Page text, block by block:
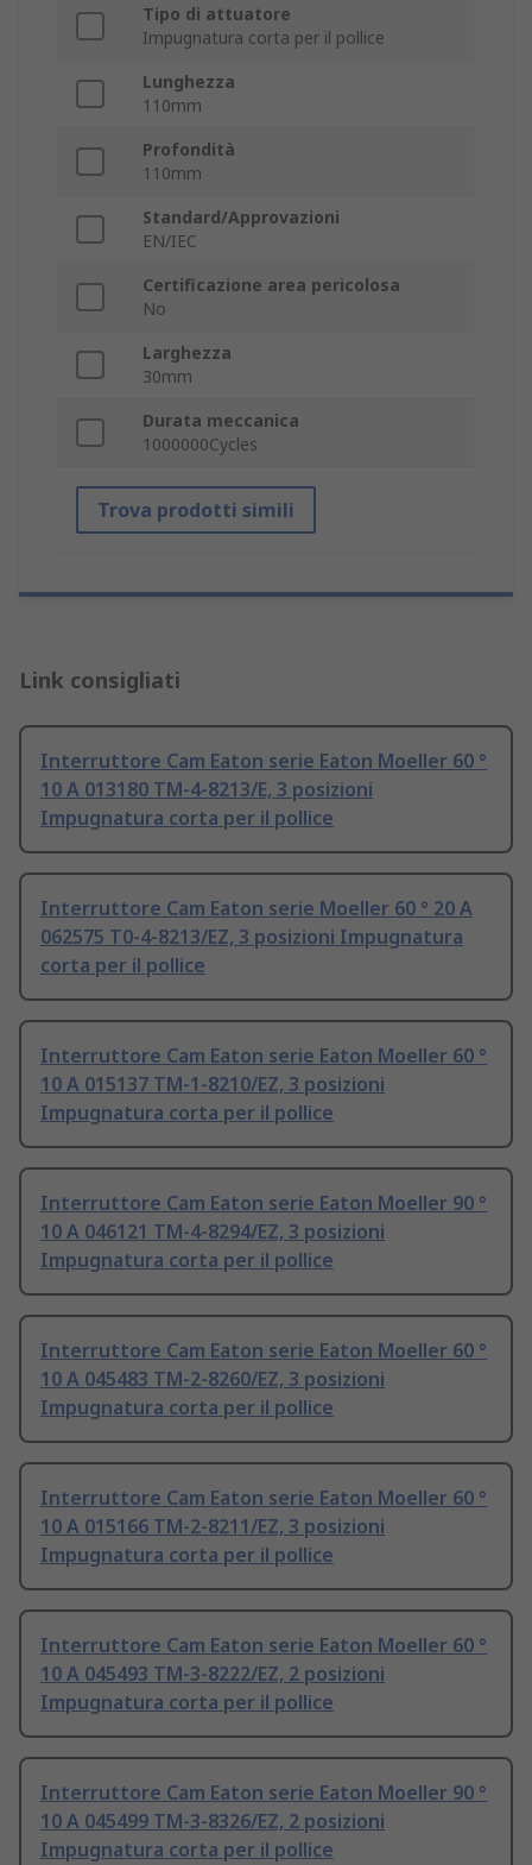
Tipo di attuatore
Impugnatura corta per il pollice
Lunghezza
110mm
Profondità
110mm
Standard/Approvazioni
EN/IEC
Certificazione area pericolosa
No
Larghezza
30mm
Durata meccanica
1000000Cycles
Trova prodotti simili
Link consigliati
Interruttore Cam Eaton serie Eaton Moeller 60 °
10 A 013180 TM-4-8213/E, 3 posizioni
Impugnatura corta per il pollice
Interruttore Cam Eaton serie Moeller 60 ° 20 A
062575 T0-4-8213/EZ, 3 posizioni Impugnatura
corta per il pollice
Interruttore Cam Eaton serie Eaton Moeller 60 °
10 A 015137 TM-1-8210/EZ, 3 posizioni
Impugnatura corta per il pollice
Interruttore Cam Eaton serie Eaton Moeller 90 °
10 A 046121 TM-4-8294/EZ, 3 posizioni
Impugnatura corta per il pollice
Interruttore Cam Eaton serie Eaton Moeller 60 °
10 A 045483 TM-2-8260/EZ, 3 posizioni
Impugnatura corta per il pollice
Interruttore Cam Eaton serie Eaton Moeller 60 °
10 A 015166 TM-2-8211/EZ, 3 posizioni
Impugnatura corta per il pollice
Interruttore Cam Eaton serie Eaton Moeller 60 °
10 A 045493 TM-3-8222/EZ, 2 posizioni
Impugnatura corta per il pollice
Interruttore Cam Eaton serie Eaton Moeller 90 °
10 A 045499 TM-3-8326/EZ, 2 posizioni
Impugnatura corta per il pollice